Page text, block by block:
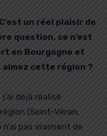
un réel plaisir de
question, ce n’est
en Bourgogne et
aimez cette région ?
déjà réalisé
(Saint-Véran,
pas vraiment de